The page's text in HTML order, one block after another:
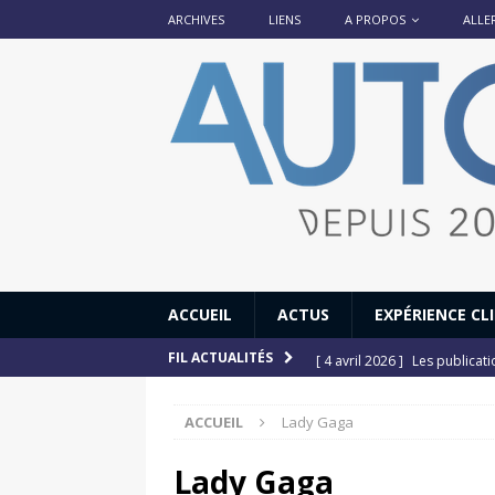
ARCHIVES LIENS A PROPOS
ACCUEIL ACTUS EXPÉRIENCE
FIL ACTUALITÉS [ 4 avril 2026 ] Les
[ 12 juillet 2025 ]
ACCUEIL Lady Gaga
Lady Gaga